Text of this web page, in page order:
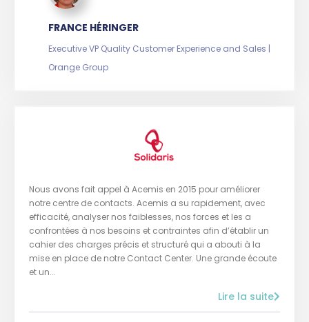
FRANCE HÉRINGER
Executive VP Quality Customer Experience and Sales |
Orange Group
Nous avons fait appel à Acemis en 2015 pour améliorer
notre centre de contacts. Acemis a su rapidement, avec
efficacité, analyser nos faiblesses, nos forces et les a
confrontées à nos besoins et contraintes afin d’établir un
cahier des charges précis et structuré qui a abouti à la
mise en place de notre Contact Center. Une grande écoute
et un...
Lire la suite